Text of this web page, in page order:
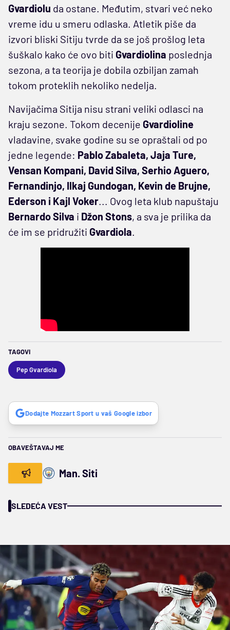
Gvardiolu da ostane. Međutim, stvari već neko
vreme idu u smeru odlaska. Atletik piše da
izvori bliski Sitiju tvrde da se još prošlog leta
šuškalo kako će ovo biti Gvardiolina poslednja
sezona, a ta teorija je dobila ozbiljan zamah
tokom proteklih nekoliko nedelja.
Navijačima Sitija nisu strani veliki odlasci na
kraju sezone. Tokom decenije Gvardioline
vladavine, svake godine su se opraštali od po
jedne legende: Pablo Zabaleta, Jaja Ture,
Vensan Kompani, David Silva, Serhio Aguero,
Fernandinjo, Ilkaj Gundogan, Kevin de Brujne,
Ederson i Kajl Voker... Ovog leta klub napuštaju
Bernardo Silva i Džon Stons, a sva je prilika da
će im se pridružiti Gvardiola.
TAGOVI
Pep Gvardiola
Dodajte Mozzart Sport u vaš Google izbor
OBAVEŠTAVAJ ME
Man. Siti
SLEDEĆA VEST